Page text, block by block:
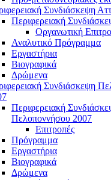
Συνδιάσκεψη
Περιφερειακή
Οργανωτική
Αναλυτικό Πρόγραμμα
Εργαστήρια
Βιογραφικά
Δρώμενα
Συνδιάσκεψη
Περιφερειακή
Πελοποννήσου 2007
Επιτροπές
Πρόγραμμα
Εργαστήρια
Βιογραφικά
Δρώμενα